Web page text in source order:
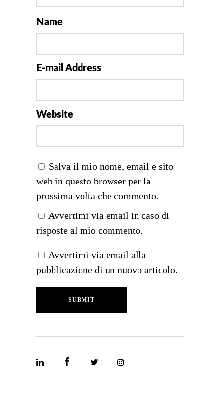
Name
E-mail Address
Website
Salva il mio nome, email e sito
web in questo browser per la
prossima volta che commento.
Avvertimi via email in caso di
risposte al mio commento.
Avvertimi via email alla
pubblicazione di un nuovo articolo.
SUBMIT